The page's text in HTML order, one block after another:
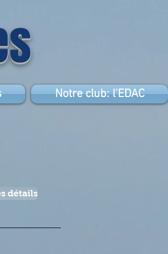
Notre club: l'EDAC
détails